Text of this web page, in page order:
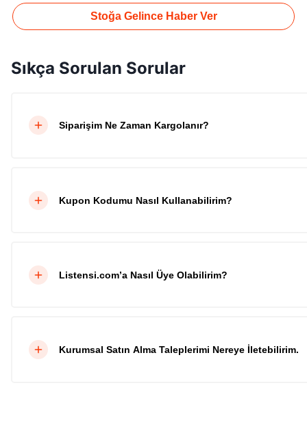
Stoğa Gelince Haber Ver
Sıkça Sorulan Sorular
Siparişim Ne Zaman Kargolanır?
Kupon Kodumu Nasıl Kullanabilirim?
Listensi.com’a Nasıl Üye Olabilirim?
Kurumsal Satın Alma Taleplerimi Nereye İletebilirim.